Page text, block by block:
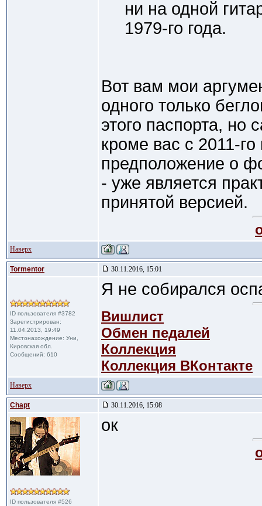
ни на одной
1979-го года.
Вот вам мои
одного только
этого паспорта, но
кроме вас с 2011-
предположение о
- уже является
принятой версией.
Наверх
Tormentor 30.11.2016, 15:01
ID пользователя #3782
Зарегистрирован:
11.04.2013, 19:49
Местонахождение: Уни,
Кировская обл.
Сообщений: 610
Я не собирался
Вишлист
Обмен педалей
Коллекция
Коллекция ВКонтакте
Наверх
Chapt 30.11.2016, 15:08
ID пользователя #526
ок